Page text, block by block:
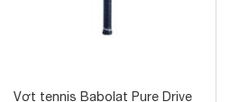
Vợt tennis Babolat Pure Drive